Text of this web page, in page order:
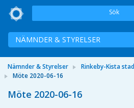
Sök
NÄMNDER & STYRELSER
Nämnder & Styrelser
Rinkeby-Kista
Möte 2020-06-16
Möte 2020-06-16